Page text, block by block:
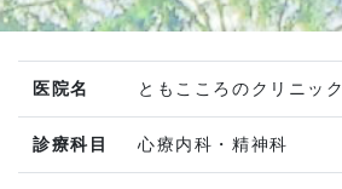
医院名 ともこころのクリニック
診療科目 心療内科・精神科